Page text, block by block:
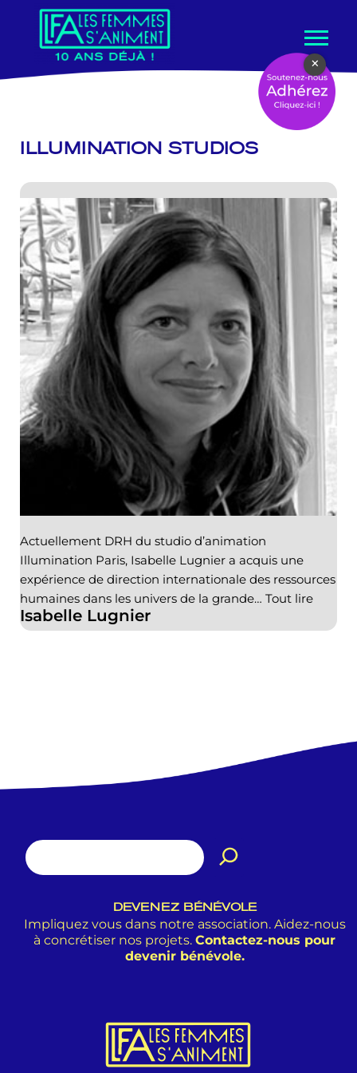
contenu
ILLUMINATION STUDIOS
Isabelle Lugnier
Actuellement DRH du studio d’animation
Illumination Paris, Isabelle Lugnier a acquis une
expérience de direction internationale des ressources
humaines dans les univers de la grande… Tout lire
DEVENEZ BÉNÉVOLE
Impliquez vous dans notre association. Aidez-nous
à concrétiser nos projets. Contactez-nous pour
devenir bénévole.
×